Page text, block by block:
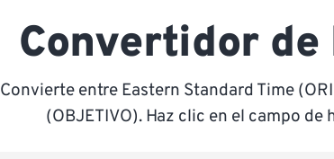
Convertidor de
Convierte entre Eastern Standard Time
(OBJETIVO). Haz clic en el campo de